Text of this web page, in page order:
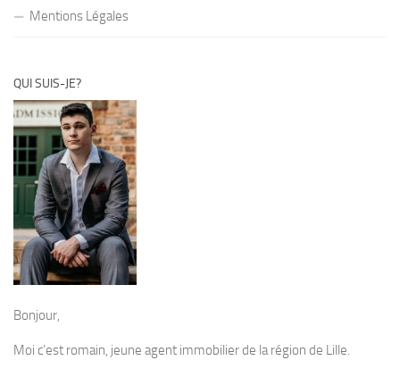
Mentions Légales
QUI SUIS-JE?
Bonjour,
Moi c’est romain, jeune agent immobilier de la région de Lille.